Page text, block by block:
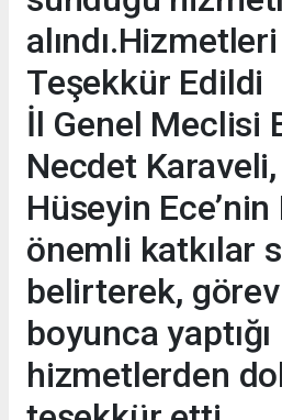
Teşekkür Edildi
İl Genel Meclisi
Necdet
Hüseyin Ece’nin
önemli katkılar
belirterek,
boyunca yaptığı
hizmetlerden